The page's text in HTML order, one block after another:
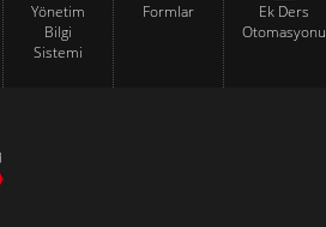
Yönetim
Bilgi
Sistemi
Formlar
Ek Ders
Otomasyonu